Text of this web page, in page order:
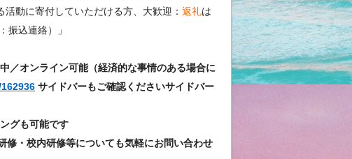
動に寄付していただける方、大歓迎： 返礼は
振込連絡）」
／オンライン可能（経済的な事情のある場合に
サイドバーもご確認くださいサイドバー
グも可能です
修・校内研修等についても気軽にお問い合わせ